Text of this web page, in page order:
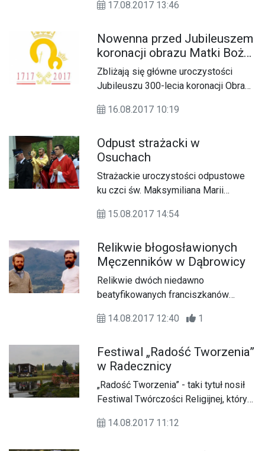
podczas której następuje uroczyste
oraz kalwaryjskich.
17.08.2017 13:46
Nowenna przed Jubileuszem
koronacji obrazu Matki Bożej
Jasnogórskiej
Zbliżają się główne uroczystości
Jubileuszu 300-lecia koronacji Obrazu
8września 2016 poprzez różne
„Selfie dla Maryi”) trwają
przygotowania się do tej ważnej dla
Kościoła i Polski chwili.
16.08.2017 10:19
Odpust strażacki w
Osuchach
Strażackie uroczystości odpustowe
ku czci św. Maksymiliana Marii
kościele filialnym w Osuchach,
Wniebowzięcia Najświętszej Maryi
Panny w Łukowej.
15.08.2017 14:54
Relikwie błogosławionych
Męczenników w Dąbrowicy
Relikwie dwóch niedawno
beatyfikowanych franciszkanów
Dąbrowicy. Chodzi o błogosławionych
Michała Tomaszka, którzy ponieśli
śmierć męczeńską, będąc
misjonarzami w Peru.
14.08.2017 12:40 1
Festiwal „Radość Tworzenia”
w Radecznicy
„Radość Tworzenia” - taki tytuł nosił
Festiwal Twórczości Religijnej, który
Radecznicy. Zainaugurowała go przed
14.08.2017 11:12